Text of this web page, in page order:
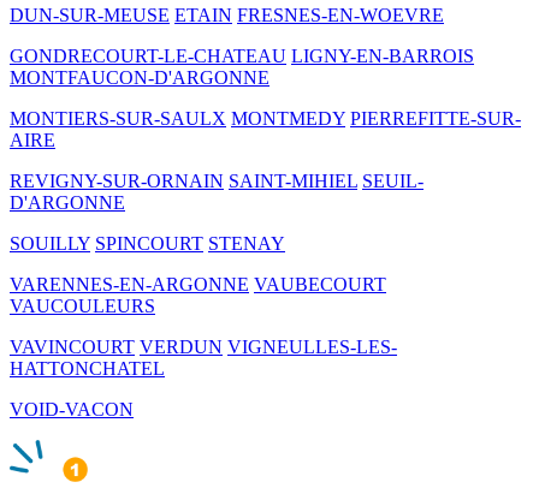
DUN-SUR-MEUSE ETAIN FRESNES-EN-WOEVRE
GONDRECOURT-LE-CHATEAU LIGNY-EN-BARROIS
MONTFAUCON-D'ARGONNE
MONTIERS-SUR-SAULX MONTMEDY PIERREFITTE-SUR-
AIRE
REVIGNY-SUR-ORNAIN SAINT-MIHIEL SEUIL-
D'ARGONNE
SOUILLY SPINCOURT STENAY
VARENNES-EN-ARGONNE VAUBECOURT
VAUCOULEURS
VAVINCOURT VERDUN VIGNEULLES-LES-
HATTONCHATEL
VOID-VACON